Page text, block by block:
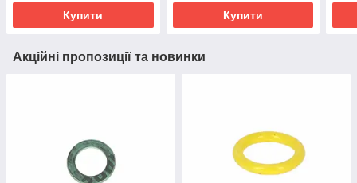
Купити Купити
Акційні пропозиції та новинки